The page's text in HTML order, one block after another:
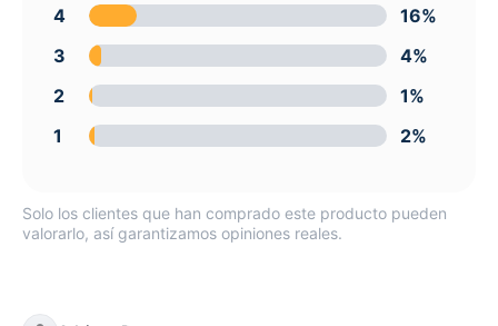
4
16%
3
4%
2
1%
1
2%
Solo los clientes que han comprado este producto pueden
valorarlo, así garantizamos opiniones reales.